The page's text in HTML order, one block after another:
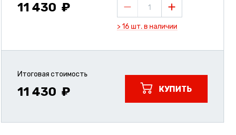
11 430 1
> 16 шт. в наличии
Итоговая стоимость
11 430 КУПИТЬ